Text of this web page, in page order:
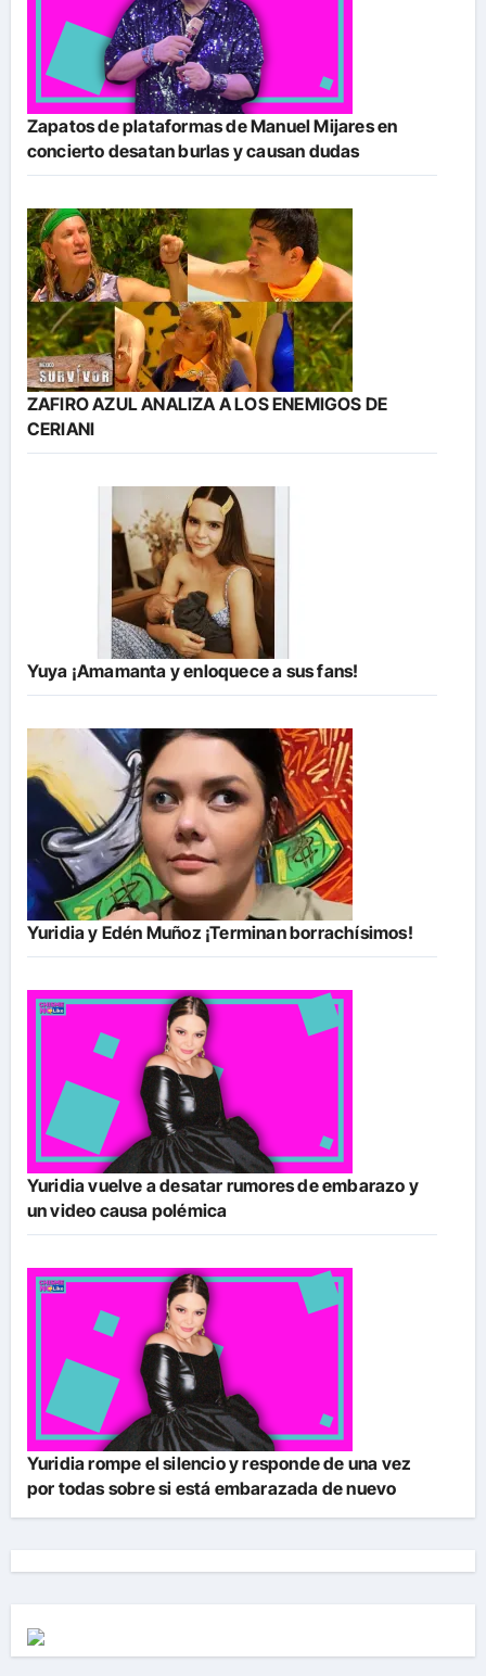
Zapatos de plataformas de Manuel Mijares en
concierto desatan burlas y causan dudas
ZAFIRO AZUL ANALIZA A LOS ENEMIGOS DE
CERIANI
Yuya ¡Amamanta y enloquece a sus fans!
Yuridia y Edén Muñoz ¡Terminan borrachísimos!
Yuridia vuelve a desatar rumores de embarazo y
un video causa polémica
Yuridia rompe el silencio y responde de una vez
por todas sobre si está embarazada de nuevo